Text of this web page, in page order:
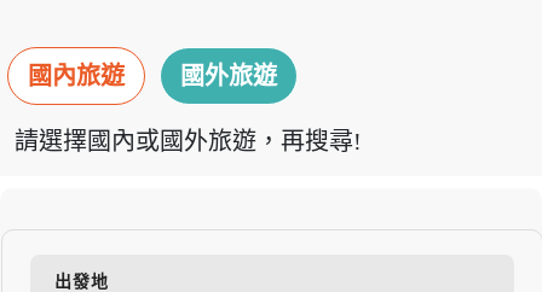
國內旅遊 國外旅遊
請選擇國內或國外旅遊，再搜尋!
出發地